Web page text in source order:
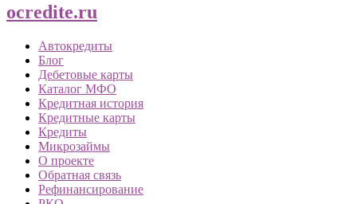
ocredite.ru
Автокредиты
Блог
Дебетовые карты
Каталог МФО
Кредитная история
Кредитные карты
Кредиты
Микрозаймы
О проекте
Обратная связь
Рефинансирование